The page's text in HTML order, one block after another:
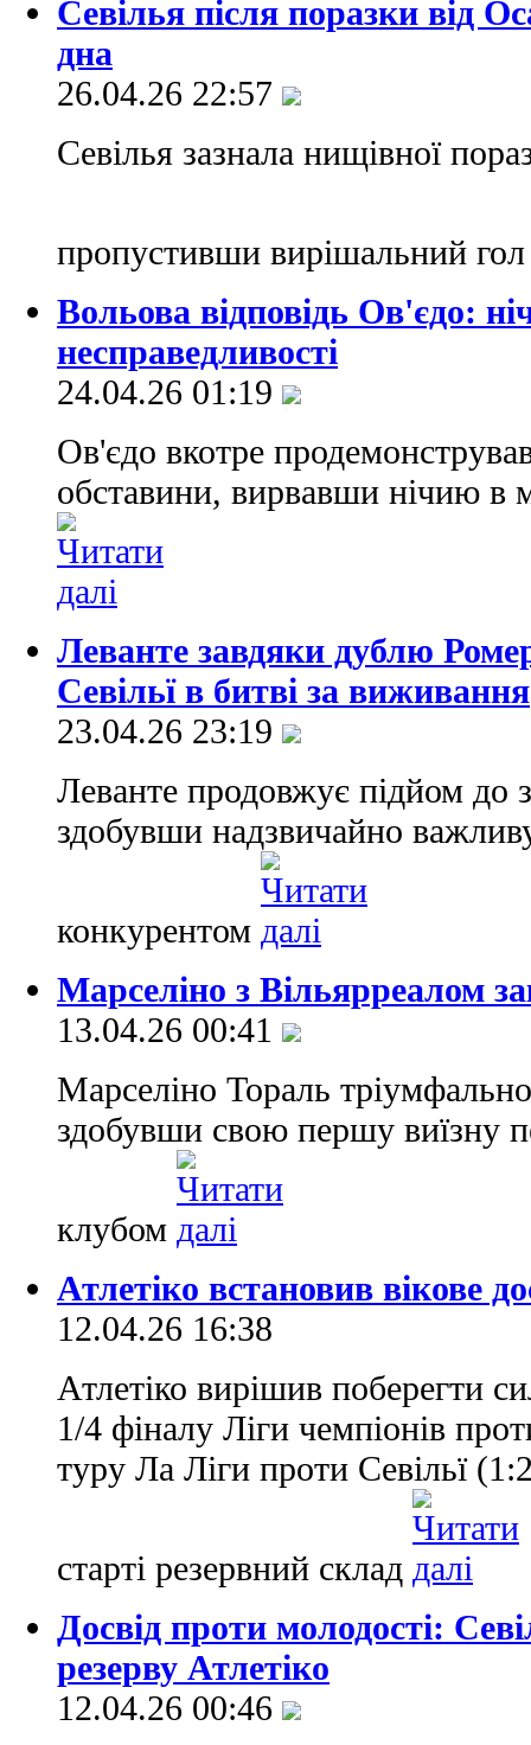
Севілья після поразки від
дна
26.04.26 22:57
Севілья зазнала нищівної
пропустивши вирішальний
Вольова відповідь Ов'єдо:
несправедливості
24.04.26 01:19
Ов'єдо вкотре
обставини, вирвавши нічию в
Леванте завдяки дублю
Севільї в битві за виживання
23.04.26 23:19
Леванте продовжує підйом до
здобувши надзвичайно
конкурентом
Марселіно з Вільярреалом
13.04.26 00:41
Марселіно Тораль
здобувши свою першу виїзну
клубом
Атлетіко встановив вікове
12.04.26 16:38
Атлетіко вирішив поберегти
1/4 фіналу Ліги чемпіонів
туру Ла Ліги проти Севільї
старті резервний склад
Досвід проти молодості:
резерву Атлетіко
12.04.26 00:46